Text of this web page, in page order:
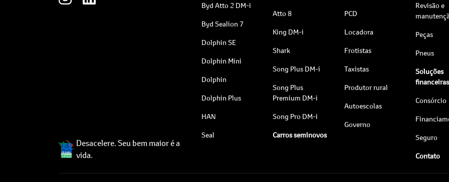
Desacelere. Seu bem maior é a
vida.
Byd Atto 2 DM-i
Byd Sealion 7
Dolphin SE
Dolphin Mini
Dolphin
Dolphin Plus
HAN
Seal
Atto 8
King DM-i
Shark
Song Plus DM-i
Song Plus
Premium DM-i
Song Pro DM-i
Carros seminovos
PCD
Locadora
Frotistas
Taxistas
Produtor rural
Autoescolas
Governo
Revisão e
Peças
Pneus
Soluções
financeiras
Consórcio
Seguro
Contato